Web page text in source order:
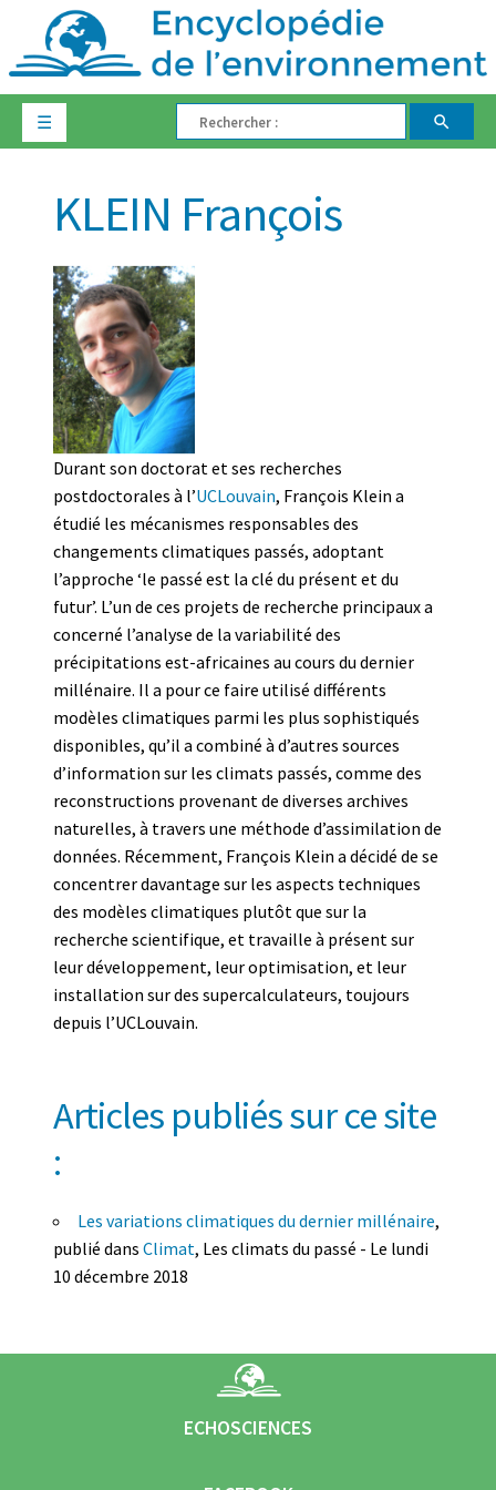
☰
KLEIN François
Durant son doctorat et ses recherches
postdoctorales à l’UCLouvain, François Klein a
étudié les mécanismes responsables des
changements climatiques passés, adoptant
l’approche ‘le passé est la clé du présent et du
futur’. L’un de ces projets de recherche principaux a
concerné l’analyse de la variabilité des
précipitations est-africaines au cours du dernier
millénaire. Il a pour ce faire utilisé différents
modèles climatiques parmi les plus sophistiqués
disponibles, qu’il a combiné à d’autres sources
d’information sur les climats passés, comme des
reconstructions provenant de diverses archives
naturelles, à travers une méthode d’assimilation de
données. Récemment, François Klein a décidé de se
concentrer davantage sur les aspects techniques
des modèles climatiques plutôt que sur la
recherche scientifique, et travaille à présent sur
leur développement, leur optimisation, et leur
installation sur des supercalculateurs, toujours
depuis l’UCLouvain.
Articles publiés sur ce site
:
Les variations climatiques du dernier millénaire,
publié dans Climat, Les climats du passé - Le lundi
10 décembre 2018
ECHOSCIENCES